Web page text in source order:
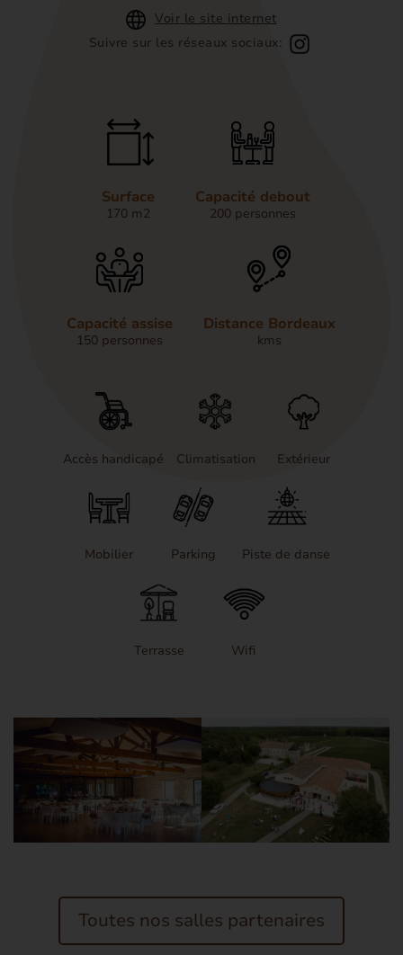
Voir le site internet
Suivre sur les réseaux sociaux:
Surface
170 m2
Capacité debout
200 personnes
Capacité assise
150 personnes
Distance Bordeaux
kms
Accès handicapé Climatisation Extérieur
Mobilier Parking Piste de danse
Terrasse Wifi
Toutes nos salles partenaires